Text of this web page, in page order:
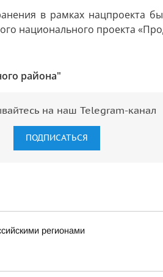
в рамках нацпроекта
национального проекта
района"
на наш Telegram-канал
ПОДПИСАТЬСЯ
регионами